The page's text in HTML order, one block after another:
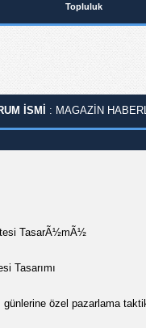
Topluluk
ISMI : MAGAZIN
TasarÃ½mÃ½
Tasarımı
özel pazarlama